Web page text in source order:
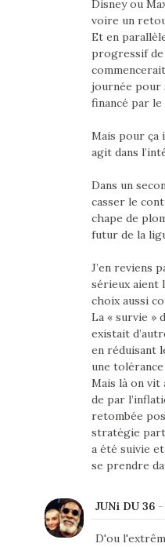
Disney ou
voire un
Et en
progressif de
journée pour
financé par
Mais pour ça
agit dans
Dans un
casser le
chape de
futur de la
J’en reviens
sérieux aient
choix aussi
La « survie »
existait
en réduisant
une
Mais là on vit
de par
retombée
stratégie
a été suivie
se prendre
JUNi DU 36-
D'ou